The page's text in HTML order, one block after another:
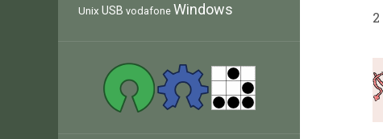
Unix USB vodafone Windows 2